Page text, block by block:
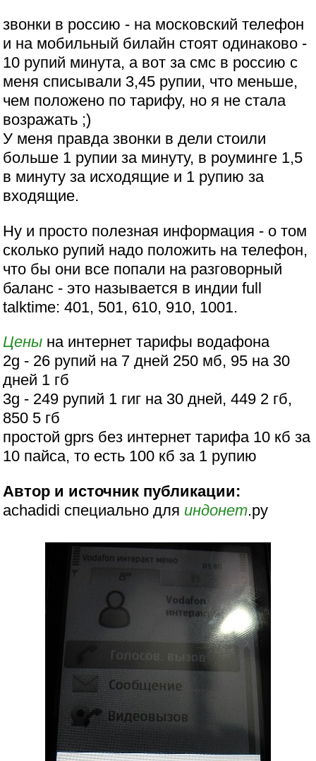
звонки в россию - на московский телефон
и на мобильный билайн стоят одинаково -
10 рупий минута, а вот за смс в россию с
меня списывали 3,45 рупии, что меньше,
чем положено по тарифу, но я не стала
возражать ;)
У меня правда звонки в дели стоили
больше 1 рупии за минуту, в роуминге 1,5
в минуту за исходящие и 1 рупию за
входящие.
Ну и просто полезная информация - о том
сколько рупий надо положить на телефон,
что бы они все попали на разговорный
баланс - это называется в индии full
talktime: 401, 501, 610, 910, 1001.
Цены на интернет тарифы водафона
2g - 26 рупий на 7 дней 250 мб, 95 на 30
дней 1 гб
3g - 249 рупий 1 гиг на 30 дней, 449 2 гб,
850 5 гб
простой gprs без интернет тарифа 10 кб за
10 пайса, то есть 100 кб за 1 рупию
Автор и источник публикации:
achadidi специально для индонет.ру